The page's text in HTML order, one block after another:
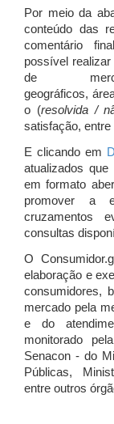
Por meio da
conteúdo das
comentário
possível
de
geográficos,
o (resolvida /
satisfação, entre
E clicando em
atualizados
em formato
promover a
cruzamentos
consultas
O
elaboração e
consumidores,
mercado pela
e do
monitorado
Senacon - do
Públicas,
entre outros